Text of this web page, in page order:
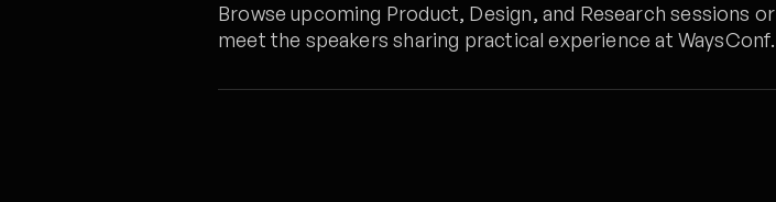
Browse upcoming Product, Design, and Research sessions or
meet the speakers sharing practical experience at WaysConf.